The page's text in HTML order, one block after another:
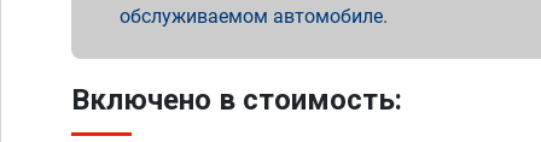
обслуживаемом автомобиле.
Включено в стоимость: